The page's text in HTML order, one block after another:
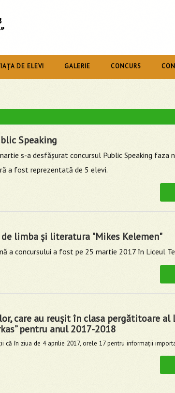
DE ELEVI GALERIE CONCURS
Speaking
s-a desfăşurat concursul Public Speaking faza
a fost reprezentată de 5 elevi.
limba şi literatura "Mikes Kelemen"
a concursului a fost pe 25 martie 2017 în Liceul
care au reușit în clasa pergătitoare al
pentru anul 2017-2018
că în ziua de 4 aprilie 2017, orele 17 pentru informaţii